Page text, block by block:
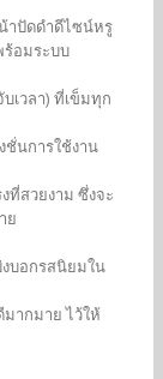
าปัดดำดีไซน์หรู
ร้อมระบบ
บเวลา) ที่เข็มทุก
นการใช้งาน
ที่สวยงาม ซึ่งจะ
ย
บอกรสนิยมใน
ากมาย ไว้ให้